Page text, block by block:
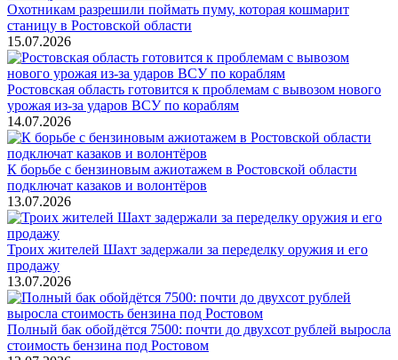
Охотникам разрешили поймать пуму, которая кошмарит
станицу в Ростовской области
15.07.2026
Ростовская область готовится к проблемам с вывозом нового
урожая из-за ударов ВСУ по кораблям
14.07.2026
К борьбе с бензиновым ажиотажем в Ростовской области
подключат казаков и волонтёров
13.07.2026
Троих жителей Шахт задержали за переделку оружия и его
продажу
13.07.2026
Полный бак обойдётся 7500: почти до двухсот рублей выросла
стоимость бензина под Ростовом